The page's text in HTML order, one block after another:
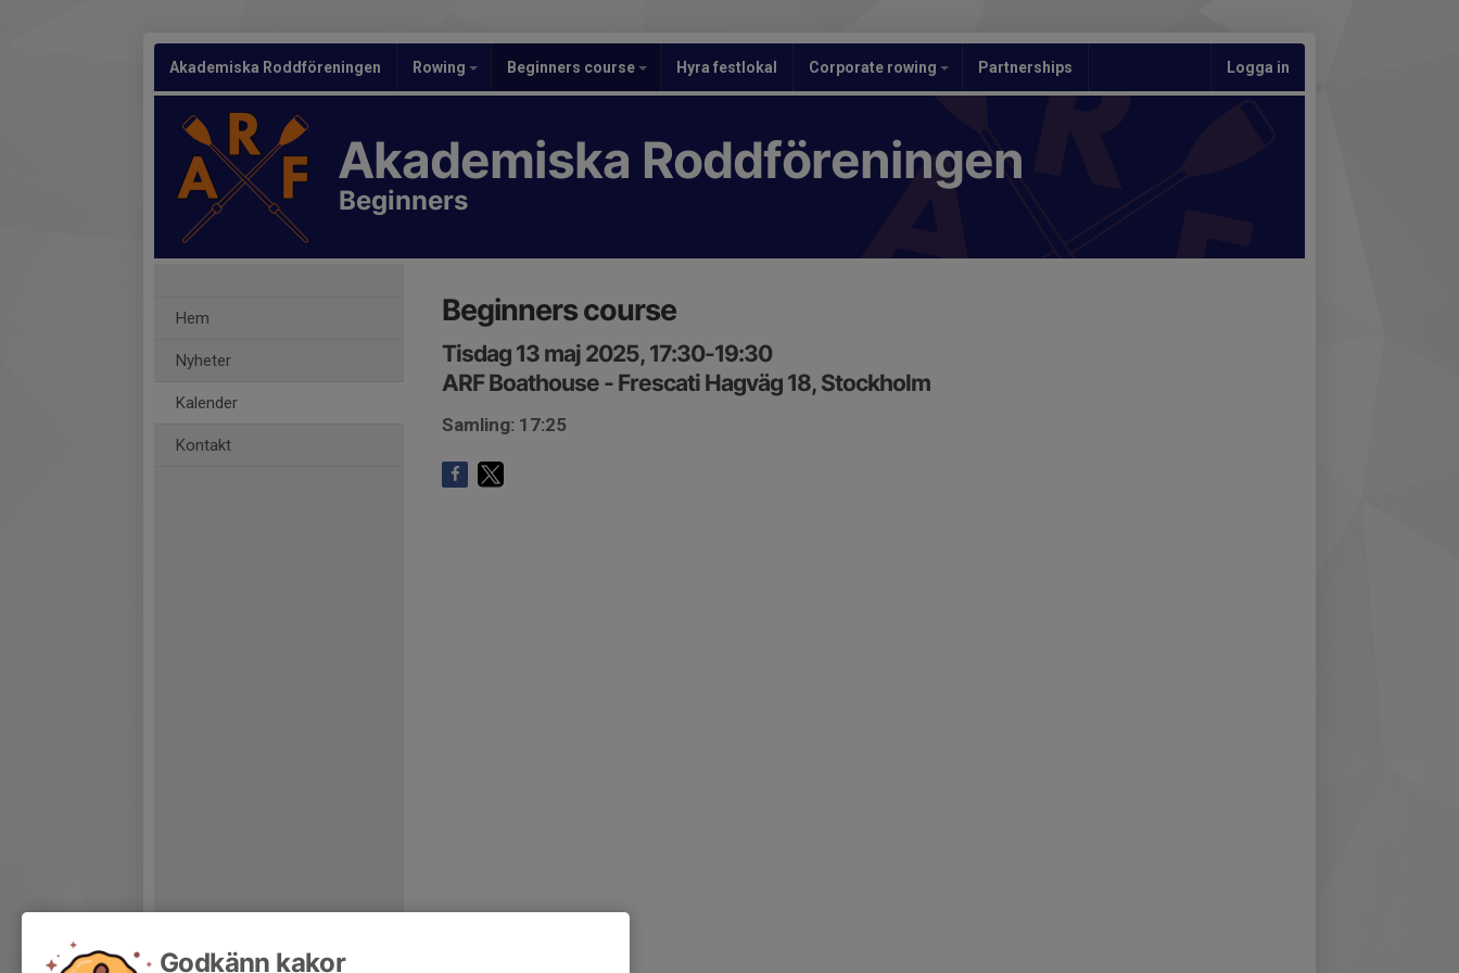
Akademiska Roddföreningen Rowing Beginners course Hyra festlokal Corporate rowing Partnerships Logga in
Akademiska Roddföreningen
Beginners
Hem
Nyheter
Kalender
Kontakt
Beginners course
Tisdag 13 maj 2025, 17:30-19:30
ARF Boathouse - Frescati Hagväg 18, Stockholm
Samling: 17:25
Godkänn kakor